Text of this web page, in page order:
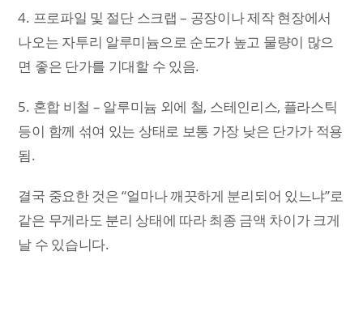
4. 프로파일 및 절단 스크랩 – 공장이나 제작 현장에서
나오는 자투리 알루미늄으로 순도가 높고 물량이 많으
면 좋은 단가를 기대할 수 있음.
5. 혼합 비철 – 알루미늄 외에 철, 스테인리스, 플라스틱
등이 함께 섞여 있는 상태로 보통 가장 낮은 단가가 적용
됨.
결국 중요한 것은 “얼마나 깨끗하게 분리되어 있느냐”로
같은 무게라도 분리 상태에 따라 최종 금액 차이가 크게
날 수 있습니다.